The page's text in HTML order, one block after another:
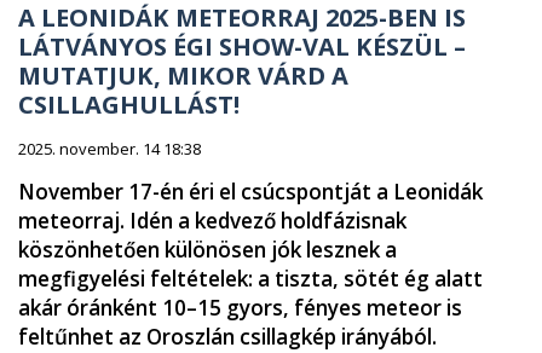
A LEONIDÁK METEORRAJ 2025-BEN IS
LÁTVÁNYOS ÉGI SHOW-VAL KÉSZÜL –
MUTATJUK, MIKOR VÁRD A
CSILLAGHULLÁST!
2025. november. 14 18:38
November 17-én éri el csúcspontját a Leonidák
meteorraj. Idén a kedvező holdfázisnak
köszönhetően különösen jók lesznek a
megfigyelési feltételek: a tiszta, sötét ég alatt
akár óránként 10–15 gyors, fényes meteor is
feltűnhet az Oroszlán csillagkép irányából.